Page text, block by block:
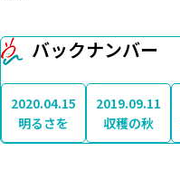
バックナンバー
2020.04.15
明るさを
2019.09.11
収穫の秋